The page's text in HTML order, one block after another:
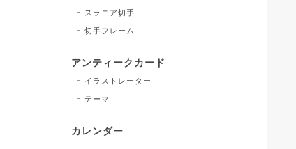
スラニア切手
切手フレーム
アンティークカード
イラストレーター
テーマ
カレンダー